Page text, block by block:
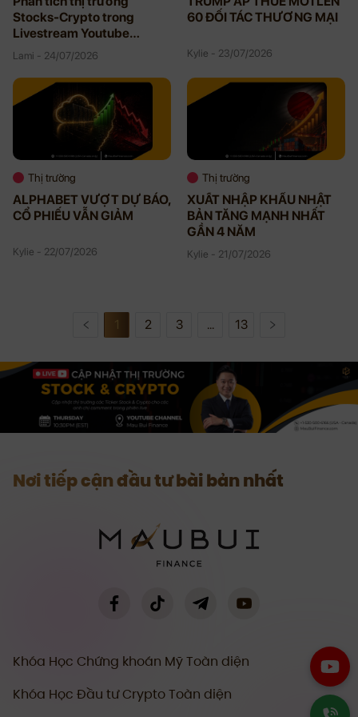
Stocks-Crypto trong
Livestream Youtube
07/23/2026
Lami - 24/07/2026
60 ĐỐI TÁC THƯƠNG MẠI
Kylie - 23/07/2026
Thị trường
ALPHABET VƯỢT DỰ BÁO,
CỔ PHIẾU VẪN GIẢM
Kylie - 22/07/2026
Thị trường
XUẤT NHẬP KHẨU NHẬT
BẢN TĂNG MẠNH NHẤT
GẦN 4 NĂM
Kylie - 21/07/2026
2 3 ... 13
Nơi tiếp cận đầu tư bài bản nhất
Khóa Học Chứng khoán Mỹ Toàn diện
Khóa Học Đầu tư Crypto Toàn diện